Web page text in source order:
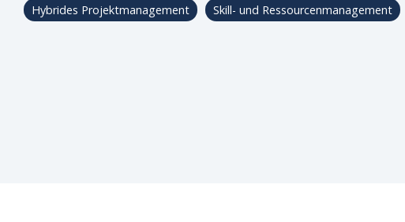
Newsletter
Hybrides Projektmanagement Skill- und Ressourcenmanagement